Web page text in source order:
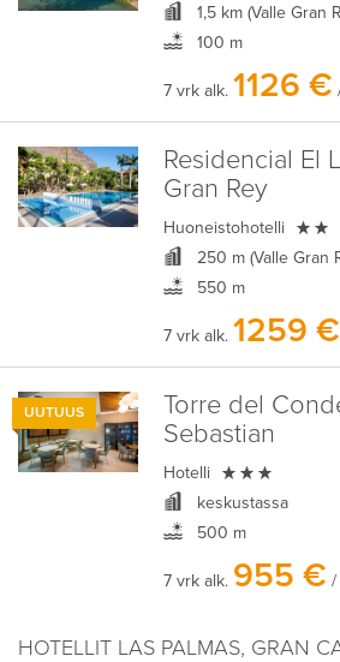
1,5 km (Valle Gran
100 m
7 vrk alk. 1126 €
Residencial El
Gran Rey
Huoneistohotelli 
250 m (Valle Gran
550 m
7 vrk alk. 1259 €
UUTUUS
Torre del
Sebastian
Hotelli 
keskustassa
500 m
7 vrk alk. 955 € /
HOTELLIT LAS PALMAS, GRAN